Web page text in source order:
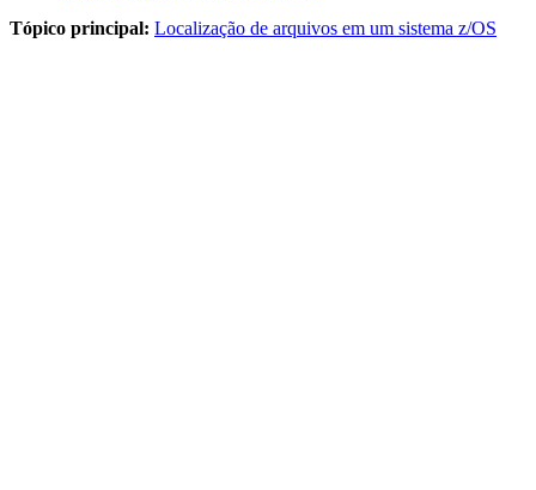
Tópico principal: Localização de arquivos em um sistema z/OS